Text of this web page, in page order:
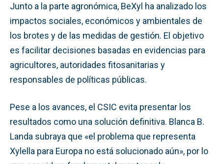
Junto a la parte agronómica, BeXyl ha analizado los
impactos sociales, económicos y ambientales de
los brotes y de las medidas de gestión. El objetivo
es facilitar decisiones basadas en evidencias para
agricultores, autoridades fitosanitarias y
responsables de políticas públicas.
Pese a los avances, el CSIC evita presentar los
resultados como una solución definitiva. Blanca B.
Landa subraya que «el problema que representa
Xylella para Europa no está solucionado aún», por lo